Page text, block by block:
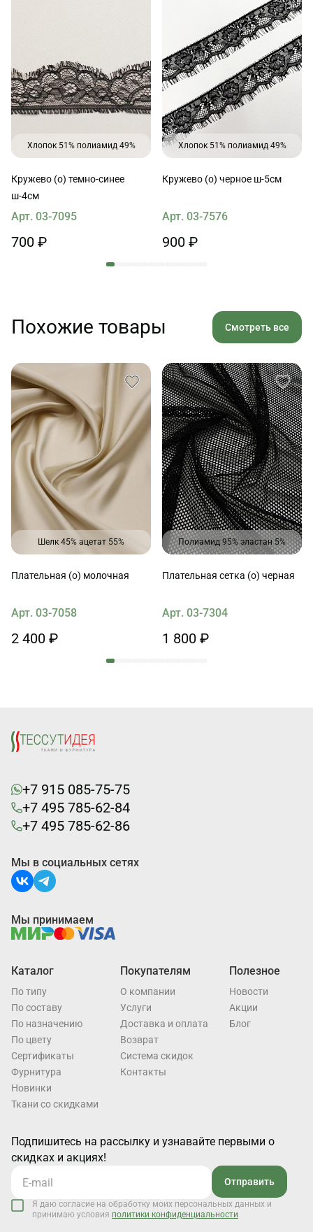
Хлопок 51% полиамид 49%
Кружево (о) темно-синее
ш-4см
Арт. 03-7095
700 ₽
Хлопок 51% полиамид 49%
Кружево (о) черное ш-5см
Арт. 03-7576
900 ₽
Похожие товары Смотреть все
Шелк 45% ацетат 55%
Плательная (о) молочная
Арт. 03-7058
2 400 ₽
Полиамид 95% эластан 5%
Плательная сетка (о) черная
Арт. 03-7304
1 800 ₽
+7 915 085-75-75
+7 495 785-62-84
+7 495 785-62-86
Каталог
По типу
По составу
По назначению
По цвету
Cертификаты
Фурнитура
Новинки
Ткани со скидками
Покупателям
О компании
Услуги
Доставка и оплата
Возврат
Система скидок
Контакты
Полезное
Новости
Акции
Блог
Подпишитесь на рассылку и узнавайте первыми о
скидках и акциях!
Отправить
Я даю согласие на обработку моих персональных данных и
принимаю условия политики конфиденциальности
Мы в социальных сетях
Мы принимаем